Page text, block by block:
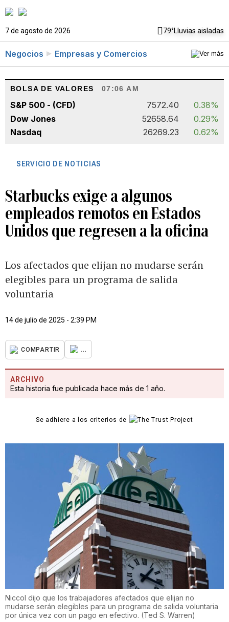
7 de agosto de 2026 79°Lluvias aisladas
Negocios Empresas y Comercios
BOLSA DE VALORES 07:06 AM
S&P 500 - (CFD) 7572.40
0.38%
Dow Jones
52658.64
0.29%
Nasdaq
26269.23 0.62%
SERVICIO DE NOTICIAS
Starbucks exige a algunos
empleados remotos en Estados
Unidos que regresen a la oficina
Los afectados que elijan no mudarse serán
elegibles para un programa de salida
voluntaria
14 de julio de 2025 - 2:39 PM
COMPARTIR ...
ARCHIVO
Esta historia fue publicada hace más de 1 año.
Se adhiere a los criterios de
Niccol dijo que los trabajadores afectados que elijan no
mudarse serán elegibles para un programa de salida voluntaria
por única vez con un pago en efectivo. (Ted S. Warren)